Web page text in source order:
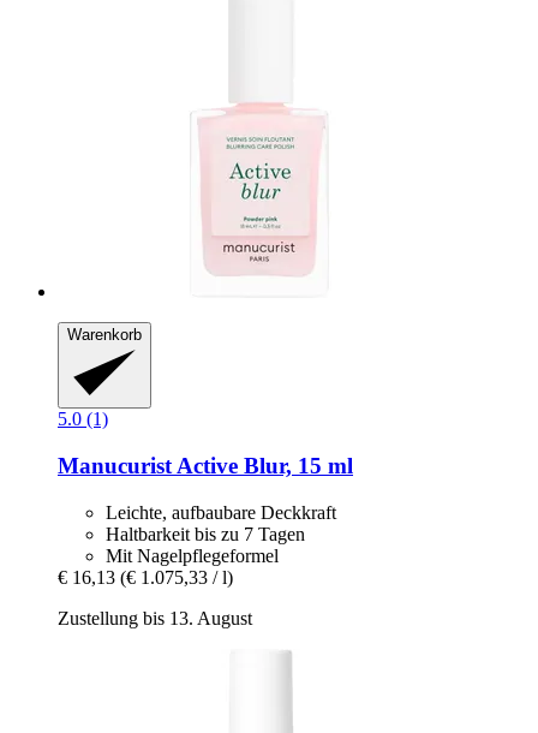
Warenkorb
5.0 (1)
Manucurist Active Blur, 15 ml
Leichte, aufbaubare Deckkraft
Haltbarkeit bis zu 7 Tagen
Mit Nagelpflegeformel
€ 16,13 (€ 1.075,33 / l)
Zustellung bis 13. August